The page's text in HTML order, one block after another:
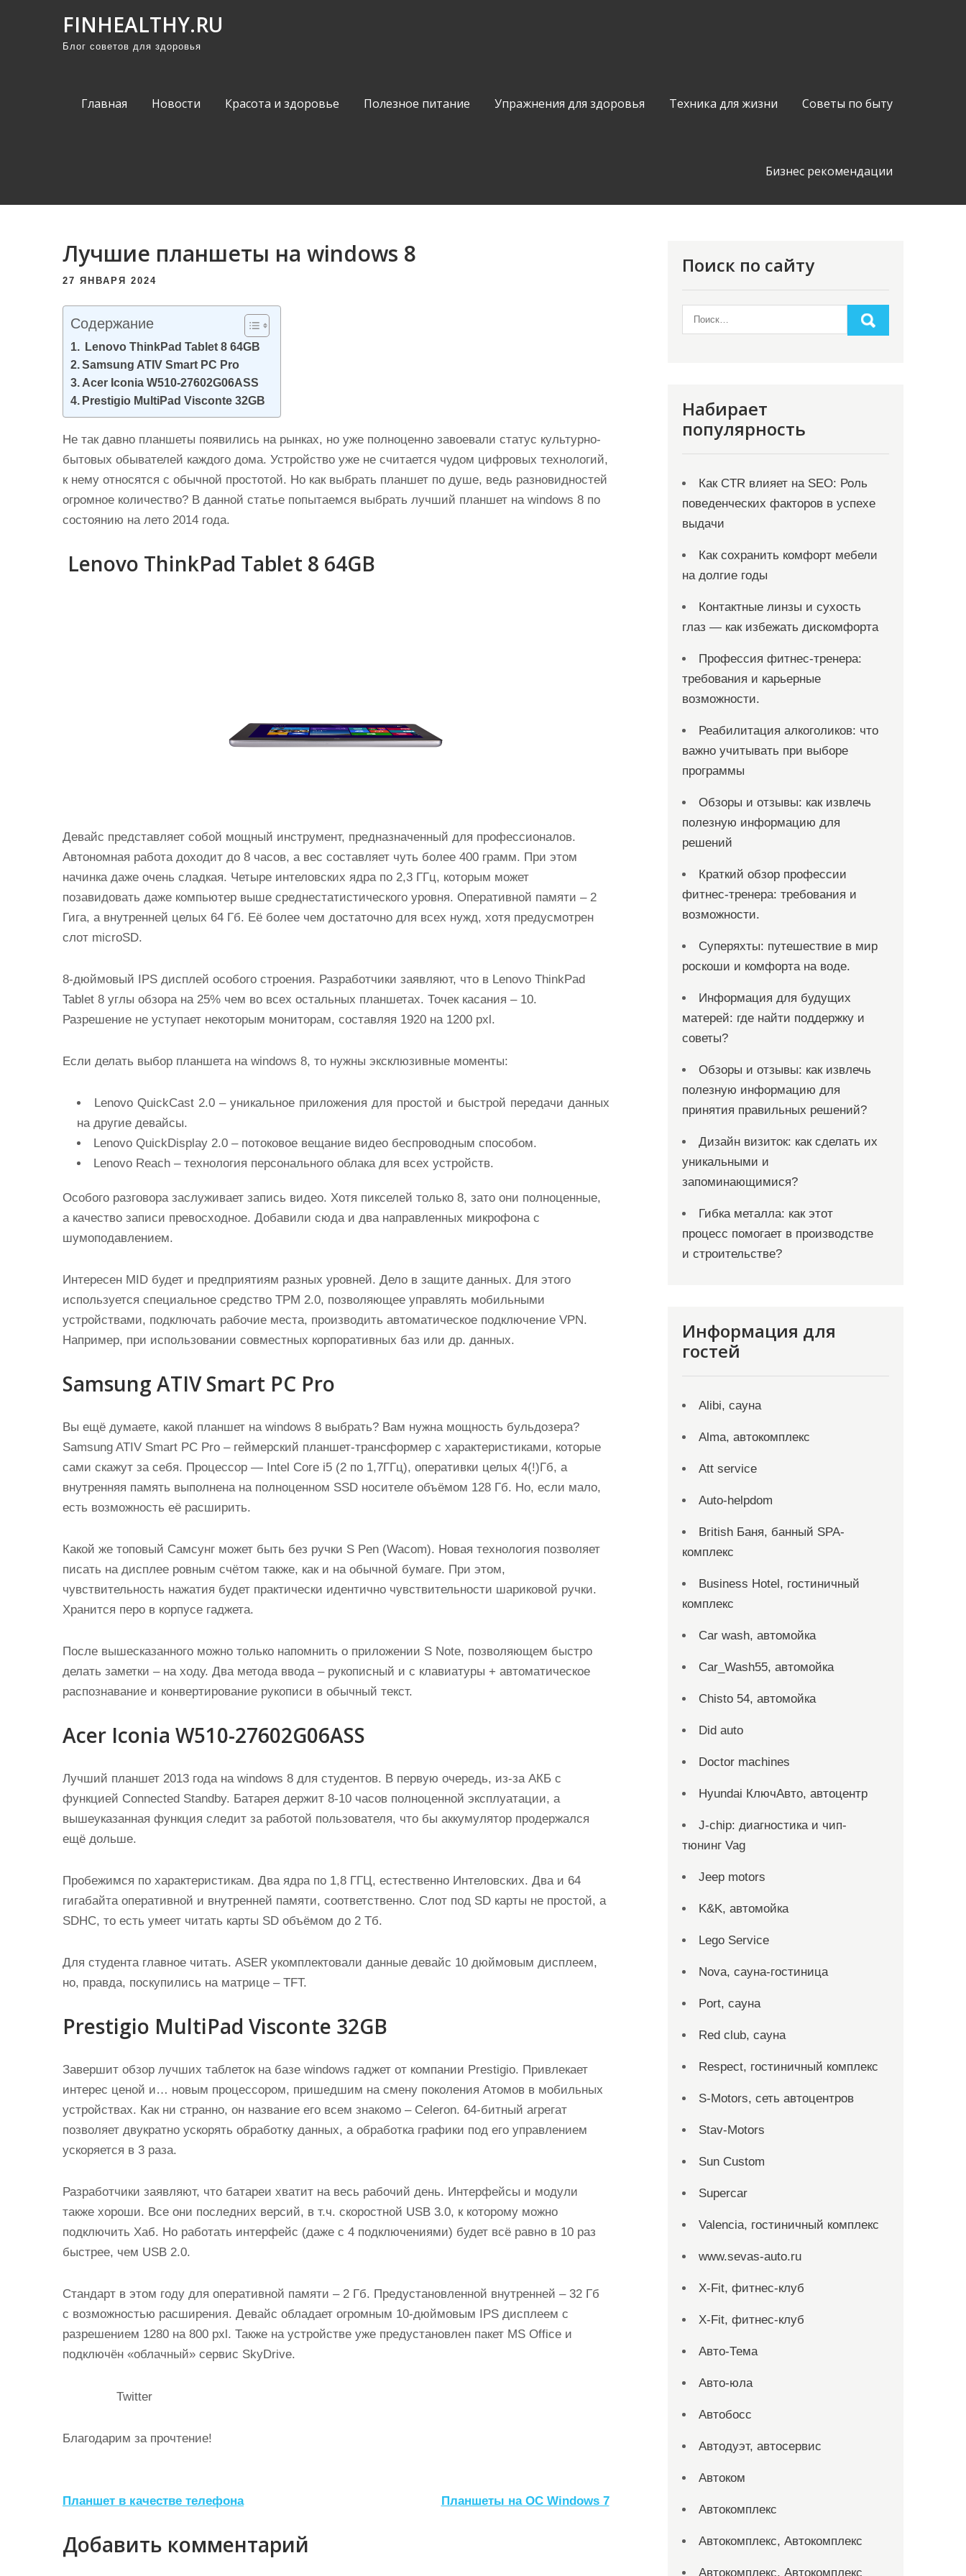
FINHEALTHY.RU
Блог советов для здоровья
Главная Новости Красота и здоровье Полезное питание Упражнения для здоровья Техника для жизни Советы по быту
Бизнес рекомендации
Лучшие планшеты на windows 8
27 ЯНВАРЯ 2024
Содержание
Lenovo ThinkPad Tablet 8 64GB
Samsung ATIV Smart PC Pro
Acer Iconia W510-27602G06ASS
Prestigio MultiPad Visconte 32GB
Не так давно планшеты появились на рынках, но уже полноценно завоевали статус культурно-
бытовых обывателей каждого дома. Устройство уже не считается чудом цифровых технологий,
к нему относятся с обычной простотой. Но как выбрать планшет по душе, ведь разновидностей
огромное количество? В данной статье попытаемся выбрать лучший планшет на windows 8 по
состоянию на лето 2014 года.
Lenovo ThinkPad Tablet 8 64GB
Девайс представляет собой мощный инструмент, предназначенный для профессионалов.
Автономная работа доходит до 8 часов, а вес составляет чуть более 400 грамм. При этом
начинка даже очень сладкая. Четыре интеловских ядра по 2,3 ГГц, которым может
позавидовать даже компьютер выше среднестатистического уровня. Оперативной памяти – 2
Гига, а внутренней целых 64 Гб. Её более чем достаточно для всех нужд, хотя предусмотрен
слот microSD.
8-дюймовый IPS дисплей особого строения. Разработчики заявляют, что в Lenovo ThinkPad
Tablet 8 углы обзора на 25% чем во всех остальных планшетах. Точек касания – 10.
Разрешение не уступает некоторым мониторам, составляя 1920 на 1200 pxl.
Если делать выбор планшета на windows 8, то нужны эксклюзивные моменты:
Lenovo QuickCast 2.0 – уникальное приложения для простой и быстрой передачи данных
на другие девайсы.
Lenovo QuickDisplay 2.0 – потоковое вещание видео беспроводным способом.
Lenovo Reach – технология персонального облака для всех устройств.
Особого разговора заслуживает запись видео. Хотя пикселей только 8, зато они полноценные,
а качество записи превосходное. Добавили сюда и два направленных микрофона с
шумоподавлением.
Интересен MID будет и предприятиям разных уровней. Дело в защите данных. Для этого
используется специальное средство TPM 2.0, позволяющее управлять мобильными
устройствами, подключать рабочие места, производить автоматическое подключение VPN.
Например, при использовании совместных корпоративных баз или др. данных.
Samsung ATIV Smart PC Pro
Вы ещё думаете, какой планшет на windows 8 выбрать? Вам нужна мощность бульдозера?
Samsung ATIV Smart PC Pro – геймерский планшет-трансформер с характеристиками, которые
сами скажут за себя. Процессор — Intel Core i5 (2 по 1,7ГГц), оперативки целых 4(!)Гб, а
внутренняя память выполнена на полноценном SSD носителе объёмом 128 Гб. Но, если мало,
есть возможность её расширить.
Какой же топовый Самсунг может быть без ручки S Pen (Wacom). Новая технология позволяет
писать на дисплее ровным счётом также, как и на обычной бумаге. При этом,
чувствительность нажатия будет практически идентично чувствительности шариковой ручки.
Хранится перо в корпусе гаджета.
После вышесказанного можно только напомнить о приложении S Note, позволяющем быстро
делать заметки – на ходу. Два метода ввода – рукописный и с клавиатуры + автоматическое
распознавание и конвертирование рукописи в обычный текст.
Acer Iconia W510-27602G06ASS
Лучший планшет 2013 года на windows 8 для студентов. В первую очередь, из-за АКБ с
функцией Connected Standby. Батарея держит 8-10 часов полноценной эксплуатации, а
вышеуказанная функция следит за работой пользователя, что бы аккумулятор продержался
ещё дольше.
Пробежимся по характеристикам. Два ядра по 1,8 ГГЦ, естественно Интеловских. Два и 64
гигабайта оперативной и внутренней памяти, соответственно. Слот под SD карты не простой, а
SDHC, то есть умеет читать карты SD объёмом до 2 Тб.
Для студента главное читать. ASER укомплектовали данные девайс 10 дюймовым дисплеем,
но, правда, поскупились на матрице – TFT.
Prestigio MultiPad Visconte 32GB
Завершит обзор лучших таблеток на базе windows гаджет от компании Prestigio. Привлекает
интерес ценой и… новым процессором, пришедшим на смену поколения Атомов в мобильных
устройствах. Как ни странно, он название его всем знакомо – Celeron. 64-битный агрегат
позволяет двукратно ускорять обработку данных, а обработка графики под его управлением
ускоряется в 3 раза.
Разработчики заявляют, что батареи хватит на весь рабочий день. Интерфейсы и модули
также хороши. Все они последних версий, в т.ч. скоростной USB 3.0, к которому можно
подключить Хаб. Но работать интерфейс (даже с 4 подключениями) будет всё равно в 10 раз
быстрее, чем USB 2.0.
Стандарт в этом году для оперативной памяти – 2 Гб. Предустановленной внутренней – 32 Гб
с возможностью расширения. Девайс обладает огромным 10-дюймовым IPS дисплеем с
разрешением 1280 на 800 pxl. Также на устройстве уже предустановлен пакет MS Office и
подключён «облачный» сервис SkyDrive.
Twitter
Благодарим за прочтение!
Н
в
Планшет в качестве телефона Планшеты на ОС Windows 7
Добавить комментарий
Поиск по сайту
Набирает
популярность
Как CTR влияет на SEO: Роль
поведенческих факторов в успехе
выдачи
Как сохранить комфорт мебели
на долгие годы
Контактные линзы и сухость
глаз — как избежать дискомфорта
Профессия фитнес-тренера:
требования и карьерные
возможности.
Реабилитация алкоголиков: что
важно учитывать при выборе
программы
Обзоры и отзывы: как извлечь
полезную информацию для
решений
Краткий обзор профессии
фитнес-тренера: требования и
возможности.
Суперяхты: путешествие в мир
роскоши и комфорта на воде.
Информация для будущих
матерей: где найти поддержку и
советы?
Обзоры и отзывы: как извлечь
полезную информацию для
принятия правильных решений?
Дизайн визиток: как сделать их
уникальными и
запоминающимися?
Гибка металла: как этот
процесс помогает в производстве
и строительстве?
Информация для
гостей
Alibi, сауна
Alma, автокомплекс
Att service
Auto-helpdom
British Баня, банный SPA-
комплекс
Business Hotel, гостиничный
комплекс
Car wash, автомойка
Car_Wash55, автомойка
Chisto 54, автомойка
Did auto
Doctor machines
Hyundai КлючАвто, автоцентр
J-chip: диагностика и чип-
тюнинг Vag
Jeep motors
K&K, автомойка
Lego Service
Nova, сауна-гостиница
Port, сауна
Red сlub, сауна
Respect, гостиничный комплекс
S-Motors, сеть автоцентров
Stav-Motors
Sun Custom
Supercar
Valencia, гостиничный комплекс
www.sevas-auto.ru
X-Fit, фитнес-клуб
X-Fit, фитнес-клуб
Авто-Тема
Авто-юла
Автобосс
Автодуэт, автосервис
Автоком
Автокомплекс
Автокомплекс, Автокомплекс
Автокомплекс, Автокомплекс